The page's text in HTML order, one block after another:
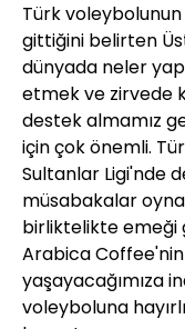
Türk
gittiğini belirten
dünyada neler
etmek ve zirvede
destek almamız
için çok önemli.
Sultanlar Ligi'nde
müsabakalar
birliktelikte emeği
Arabica
yaşayacağımıza
voleyboluna